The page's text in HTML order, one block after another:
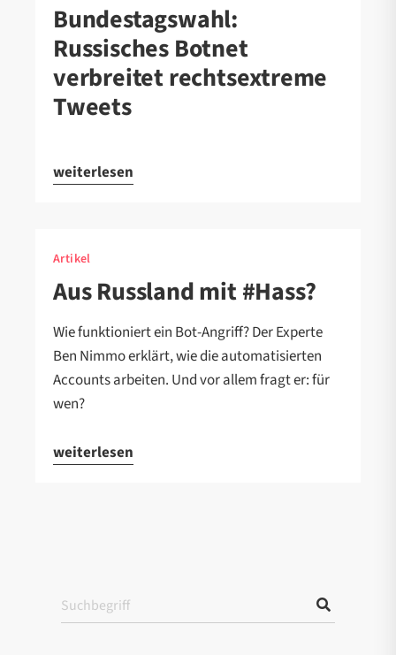
Bundestagswahl:
Russisches Botnet
verbreitet rechtsextreme
Tweets
weiterlesen
Artikel
Aus Russland mit #Hass?
Wie funktioniert ein Bot-Angriff? Der Experte
Ben Nimmo erklärt, wie die automatisierten
Accounts arbeiten. Und vor allem fragt er: für
wen?
weiterlesen